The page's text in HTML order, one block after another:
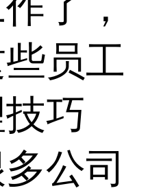
员工
巧
公司